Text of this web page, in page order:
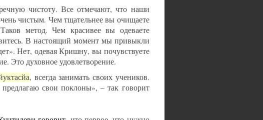
чистоту. Все отмечают, что наши
чистым. Чем тщательнее вы очищаете
метод. Чем красивее вы одеваете
В настоящий момент мы привыкли
Нет, одевая Кришну, вы почувствуете
Это духовное удовлетворение.
, всегда занимать своих учеников.
свои поклоны», – так говорит